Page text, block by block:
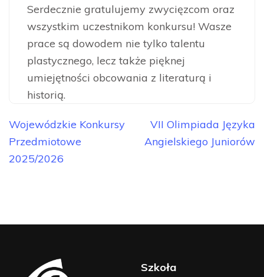
Serdecznie gratulujemy zwycięzcom oraz
wszystkim uczestnikom konkursu! Wasze
prace są dowodem nie tylko talentu
plastycznego, lecz także pięknej
umiejętności obcowania z literaturą i
historią.
Nawigacja
wpisu
Wojewódzkie Konkursy
Przedmiotowe
2025/2026
VII Olimpiada Języka
Angielskiego Juniorów
Szkoła